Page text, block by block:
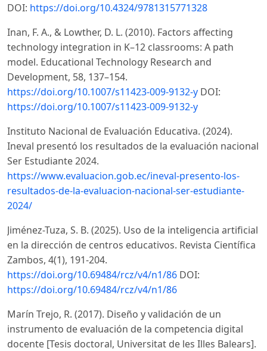
DOI: https://doi.org/10.4324/9781315771328
Inan, F. A., & Lowther, D. L. (2010). Factors affecting
technology integration in K–12 classrooms: A path
model. Educational Technology Research and
Development, 58, 137–154.
https://doi.org/10.1007/s11423-009-9132-y DOI:
https://doi.org/10.1007/s11423-009-9132-y
Instituto Nacional de Evaluación Educativa. (2024).
Ineval presentó los resultados de la evaluación nacional
Ser Estudiante 2024.
https://www.evaluacion.gob.ec/ineval-presento-los-
resultados-de-la-evaluacion-nacional-ser-estudiante-
2024/
Jiménez-Tuza, S. B. (2025). Uso de la inteligencia artificial
en la dirección de centros educativos. Revista Científica
Zambos, 4(1), 191-204.
https://doi.org/10.69484/rcz/v4/n1/86 DOI:
https://doi.org/10.69484/rcz/v4/n1/86
Marín Trejo, R. (2017). Diseño y validación de un
instrumento de evaluación de la competencia digital
docente [Tesis doctoral, Universitat de les Illes Balears].